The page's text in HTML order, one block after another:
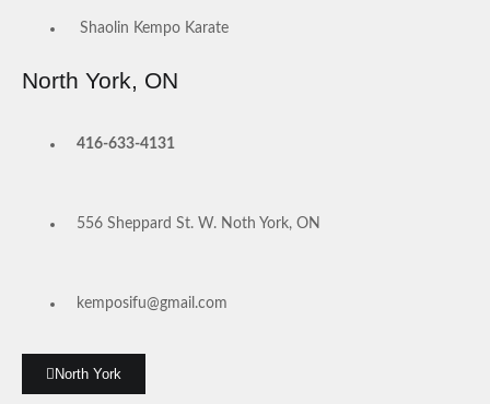
Shaolin Kempo Karate
North York, ON
416-633-4131
556 Sheppard St. W. Noth York, ON
kemposifu@gmail.com
North York